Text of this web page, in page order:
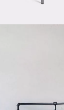
in vier
und Macken,